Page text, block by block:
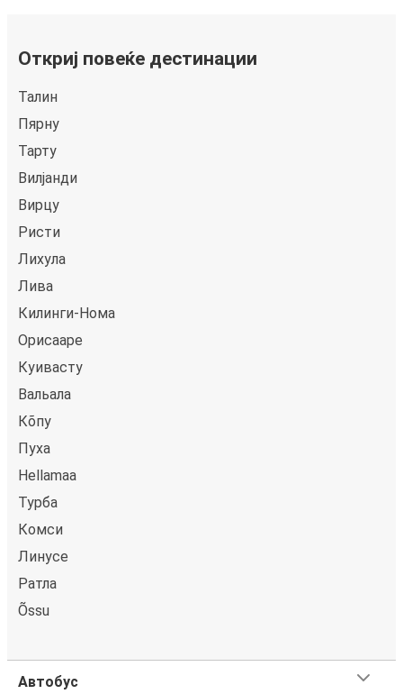
Откриј повеќе дестинации
Талин
Пярну
Тарту
Вилјанди
Вирцу
Ристи
Лихула
Лива
Килинги-Нома
Орисааре
Куивасту
Вальала
Кõпу
Пуха
Hellamaa
Турба
Комси
Линусе
Ратла
Õssu
Автобус